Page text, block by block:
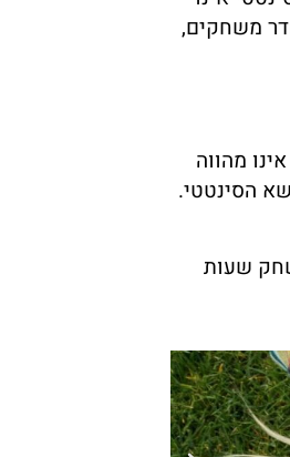
משחקים,
מהווה
הסינטטי.
שעות